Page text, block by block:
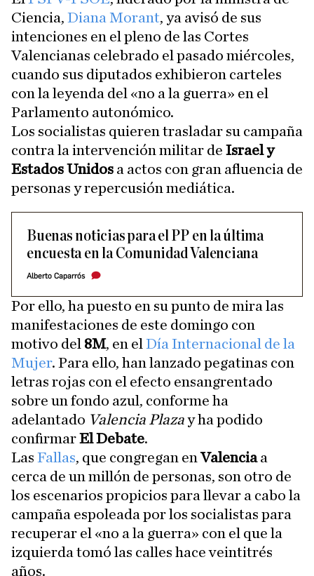
Ciencia, Diana Morant, ya avisó de sus
intenciones en el pleno de las Cortes
Valencianas celebrado el pasado miércoles,
cuando sus diputados exhibieron carteles
con la leyenda del «no a la guerra» en el
Parlamento autonómico.
Los socialistas quieren trasladar su campaña
contra la intervención militar de Israel y
Estados Unidos a actos con gran afluencia de
personas y repercusión mediática.
Buenas noticias para el PP en la última
encuesta en la Comunidad Valenciana
Alberto Caparrós
Por ello, ha puesto en su punto de mira las
manifestaciones de este domingo con
motivo del 8M, en el Día Internacional de la
Mujer. Para ello, han lanzado pegatinas con
letras rojas con el efecto ensangrentado
sobre un fondo azul, conforme ha
adelantado Valencia Plazay ha podido
confirmarEl Debate.
Las Fallas, que congregan enValenciaa
cerca de un millón de personas, son otro de
los escenarios propicios para llevar a cabo la
campaña espoleada por los socialistas para
recuperar el «no a la guerra» con el que la
izquierda tomó las calles hace veintitrés
años.